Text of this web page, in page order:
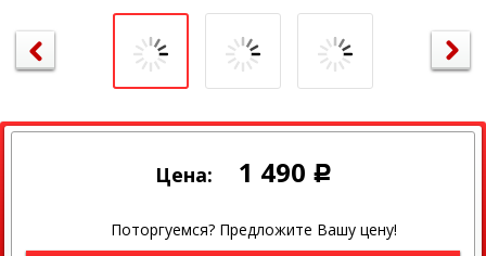
Цена: 1 490 Р
Поторгуемся? Предложите Вашу цену!